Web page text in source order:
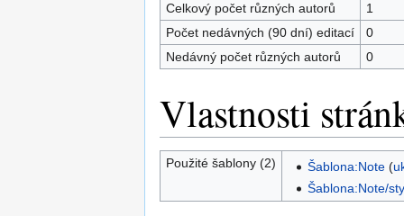
Celkový počet různých autorů
1
Počet nedávných (90 dní) editací
0
Nedávný počet různých autorů
0
Vlastnosti
Použité šablony (2) Šablona:Note(
Šablona:Note/